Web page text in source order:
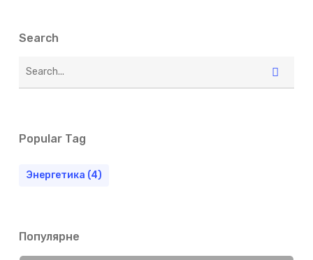
Search
Popular Tag
Энергетика (4)
Популярне